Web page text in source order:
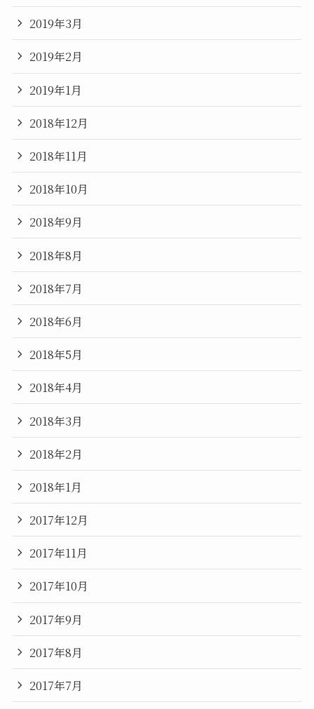
2019年3月
2019年2月
2019年1月
2018年12月
2018年11月
2018年10月
2018年9月
2018年8月
2018年7月
2018年6月
2018年5月
2018年4月
2018年3月
2018年2月
2018年1月
2017年12月
2017年11月
2017年10月
2017年9月
2017年8月
2017年7月